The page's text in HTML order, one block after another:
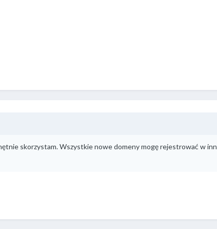
skorzystam. Wszystkie nowe domeny mogę rejestrować w